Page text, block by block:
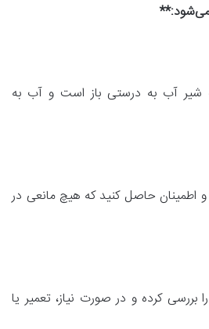
شیر آب به درستی باز است و آب به
اطمینان حاصل کنید که هیچ مانعی در
کرده و در صورت نیاز، تعمیر یا